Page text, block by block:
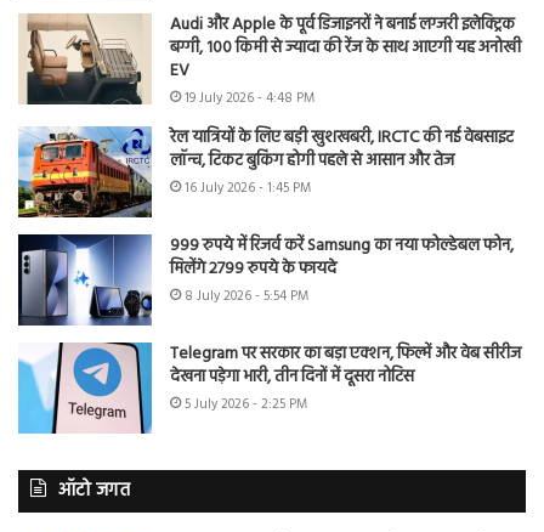
Audi और Apple के पूर्व डिजाइनरों ने बनाई लग्जरी इलेक्ट्रिक
बग्गी, 100 किमी से ज्यादा की रेंज के साथ आएगी यह अनोखी
EV
19 July 2026 - 4:48 PM
रेल यात्रियों के लिए बड़ी खुशखबरी, IRCTC की नई वेबसाइट
लॉन्च, टिकट बुकिंग होगी पहले से आसान और तेज
16 July 2026 - 1:45 PM
999 रुपये में रिजर्व करें Samsung का नया फोल्डेबल फोन,
मिलेंगे 2799 रुपये के फायदे
8 July 2026 - 5:54 PM
Telegram पर सरकार का बड़ा एक्शन, फिल्में और वेब सीरीज
देखना पड़ेगा भारी, तीन दिनों में दूसरा नोटिस
5 July 2026 - 2:25 PM
ऑटो जगत